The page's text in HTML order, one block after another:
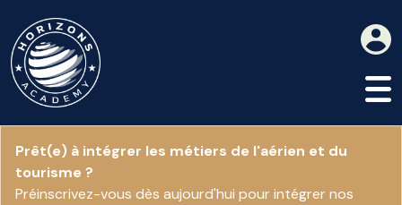
Prêt(e) à intégrer les métiers de l'aérien et du
tourisme ?
Préinscrivez-vous dès aujourd'hui pour intégrer nos